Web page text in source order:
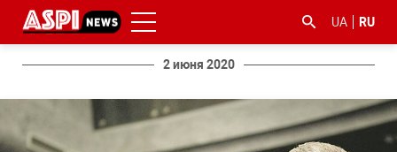
UA RU
2 июня 2020